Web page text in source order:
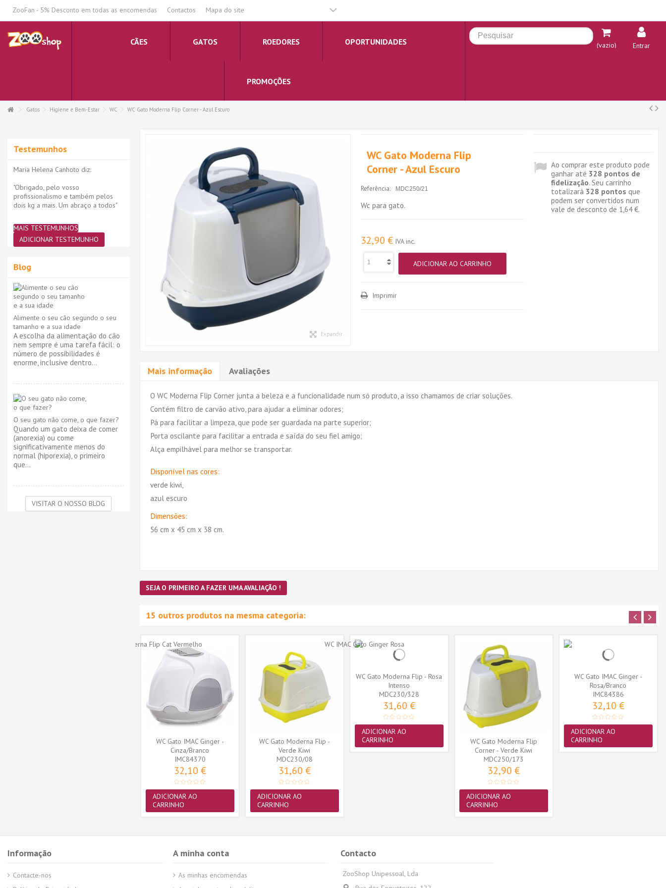
ZooFan - 5% Desconto em todas as encomendas Contactos Mapa do site
CÃES GATOS ROEDORES OPORTUNIDADES
PROMOÇÕES
(vazio) Entrar
Gatos Higiene e Bem-Estar WC WC Gato Moderna Flip Corner - Azul Escuro
Expandir
WC Gato Moderna Flip
Corner - Azul Escuro
Referência: MDC250/21
Wc para gato.
32,90 € IVA inc.
ADICIONAR AO CARRINHO
Imprimir
Ao comprar este produto pode
ganhar até 328 pontos de
fidelização. Seu carrinho
totalizará 328 pontos que
podem ser convertidos num
vale de desconto de 1,64 €.
Mais informação Avaliações
O WC Moderna Flip Corner junta a beleza e a funcionalidade num só produto, a isso chamamos de criar soluções.
Contém filtro de carvão ativo, para ajudar a eliminar odores;
Pá para facilitar a limpeza, que pode ser guardada na parte superior;
Porta oscilante para facilitar a entrada e saída do seu fiel amigo;
Alça empilhável para melhor se transportar.
Disponível nas cores:
verde kiwi,
azul escuro
Dimensões:
56 cm x 45 cm x 38 cm.
SEJA O PRIMEIRO A FAZER UMA AVALIAÇÃO !
15 outros produtos na mesma categoria:
WC Gato IMAC Ginger -
Cinza/Branco
IMC84370
32,10 €
ADICIONAR AO
CARRINHO
WC Gato Moderna Flip -
Verde Kiwi
MDC230/08
31,60 €
ADICIONAR AO
CARRINHO
WC Gato Moderna Flip - Rosa
Intenso
MDC230/328
31,60 €
ADICIONAR AO
CARRINHO
WC Gato Moderna Flip
Corner - Verde Kiwi
MDC250/173
32,90 €
ADICIONAR AO
CARRINHO
WC Gato IMAC Ginger -
Rosa/Branco
IMC84386
32,10 €
ADICIONAR AO
CARRINHO
Testemunhos
Maria Helena Canhoto diz:
"Obrigado, pelo vosso
profissionalismo e também pelos
dois kg a mais. Um abraço a todos"
MAIS TESTEMUNHOS
ADICIONAR TESTEMUNHO
Blog
Alimente o seu cão segundo o seu
tamanho e a sua idade
A escolha da alimentação do cão
nem sempre é uma tarefa fácil: o
número de possibilidades é
enorme, inclusive dentro...
O seu gato não come, o que fazer?
Quando um gato deixa de comer
(anorexia) ou come
significativamente menos do
normal (hiporexia), o primeiro
que...
VISITAR O NOSSO BLOG
Informação
Contacte-nos
A minha conta
As minhas encomendas
Contacto
ZooShop Unipessoal, Lda